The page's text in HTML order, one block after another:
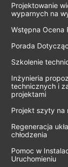
Projektowanie
wyparnych na
Wstępna Ocena
Porada
Szkolenie
Inżynieria
technicznych i
projektami
Projekt szyty na
Regeneracja
chłodzenia
Pomoc w
Uruchomieniu